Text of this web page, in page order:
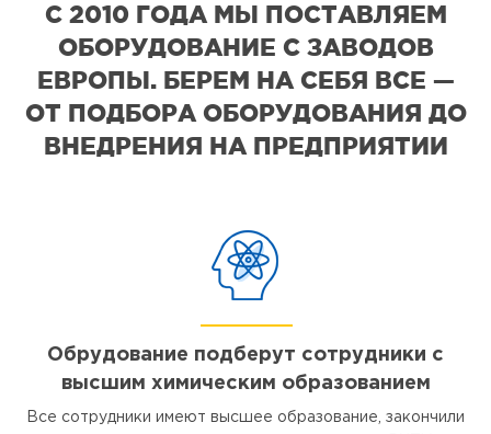
С 2010 ГОДА МЫ ПОСТАВЛЯЕМ
ОБОРУДОВАНИЕ С ЗАВОДОВ
ЕВРОПЫ. БЕРЕМ НА СЕБЯ ВСЕ —
ОТ ПОДБОРА ОБОРУДОВАНИЯ ДО
ВНЕДРЕНИЯ НА ПРЕДПРИЯТИИ
Обрудование подберут сотрудники с
высшим химическим образованием
Все сотрудники имеют высшее образование, закончили